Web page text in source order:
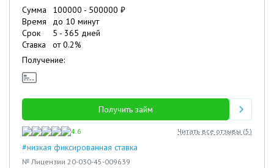
Сумма 100000 - 500000 ₽
Время
до 10 минут
Срок
5 - 365 дней
Ставка
от0.2%
Получение:
Получить займ
4.6 Читать все отзывы (5)
#низкая фиксированная ставка
№ Лицензии 20-030-45-009639